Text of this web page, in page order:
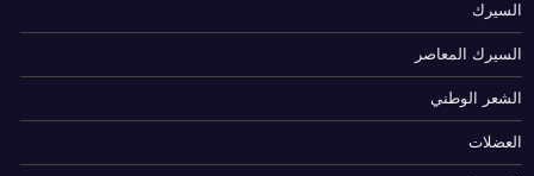
السيرك
السيرك المعاصر
الشعر الوطني
العضلات